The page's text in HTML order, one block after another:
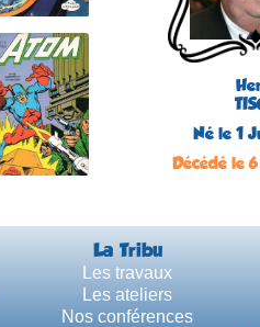
Né le 1
Décédé le
La Tribu
Les travaux
Les ateliers
Nos conférences